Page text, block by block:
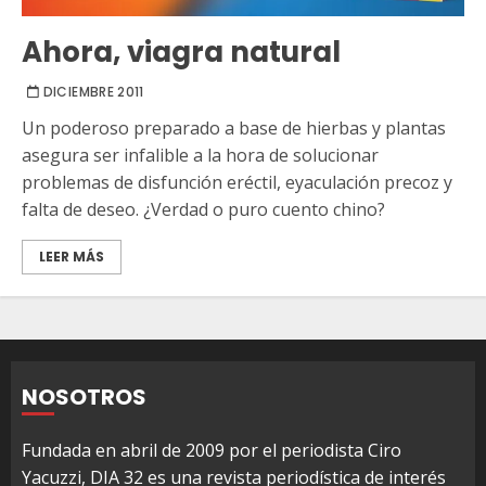
Ahora, viagra natural
DICIEMBRE 2011
Un poderoso preparado a base de hierbas y plantas
asegura ser infalible a la hora de solucionar
problemas de disfunción eréctil, eyaculación precoz y
falta de deseo. ¿Verdad o puro cuento chino?
LEER MÁS
NOSOTROS
Fundada en abril de 2009 por el periodista Ciro
Yacuzzi, DIA 32 es una revista periodística de interés